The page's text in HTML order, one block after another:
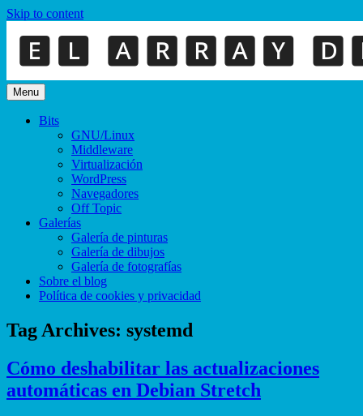
Skip to content
Menu
Bits
GNU/Linux
Middleware
Virtualización
WordPress
Navegadores
Off Topic
Galerías
Galería de pinturas
Galería de dibujos
Galería de fotografías
Sobre el blog
Política de cookies y privacidad
Tag Archives: systemd
Cómo deshabilitar las actualizaciones
automáticas en Debian Stretch